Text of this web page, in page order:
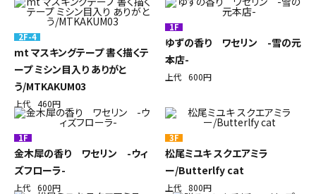
特定商取引法について
お問い合わせ
2F-4
mt マスキングテープ 書く描くテ
ープ ミシン目入り ありがと
う/MTKAKUM03
上代 460円
1F
ゆずの香り ワセリン -雪の元
本店-
上代 600円
1F
金木犀の香り ワセリン -ウィ
ズフローラ-
上代 600円
3F
松尾ミユキ スクエアミラ
ー/Butterlfy cat
上代 800円